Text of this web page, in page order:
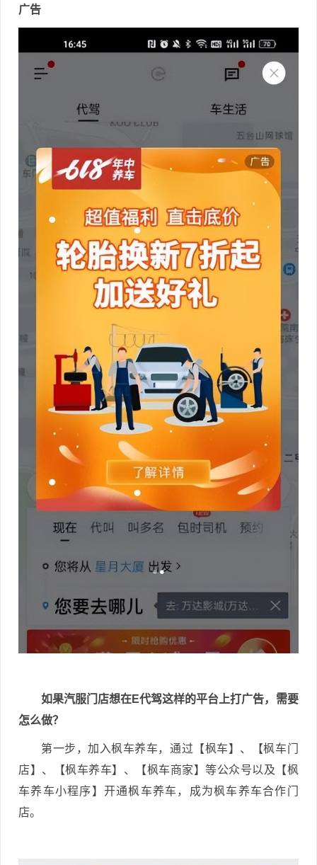
广告
如果汽服门店想在E代驾这样的平台上打广告，需要
怎么做？
第一步，加入枫车养车，通过【枫车】、【枫车门
店】、【枫车养车】、【枫车商家】等公众号以及【枫
车养车小程序】开通枫车养车，成为枫车养车合作门
店。